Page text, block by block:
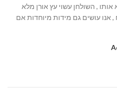
, השולחן עשוי עץ אורן מלא
אנו עושים גם מידות מיוחדות אם